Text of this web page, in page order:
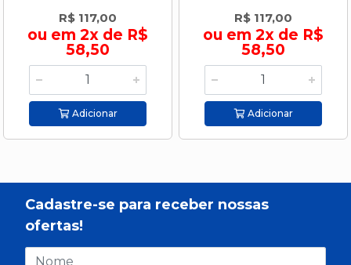
R$ 117,00
ou em 2x de R$
58,50
Adicionar
R$ 117,00
ou em 2x de R$
58,50
Adicionar
Cadastre-se para receber nossas
ofertas!